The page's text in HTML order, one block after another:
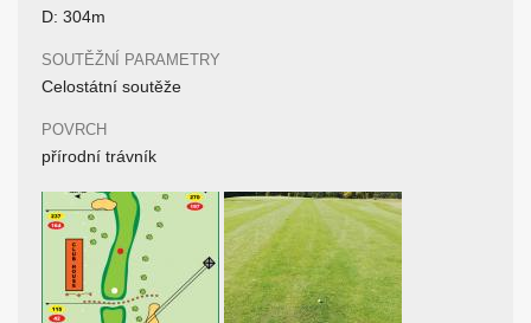
D: 304m
SOUTĚŽNÍ PARAMETRY
Celostátní soutěže
POVRCH
přírodní trávník